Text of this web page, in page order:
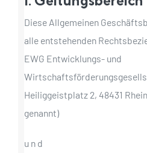
Diese Allgemeinen
alle entstehenden
EWG Entwicklungs- und
Heiliggeistplatz 2, 48431
genannt)
u n d